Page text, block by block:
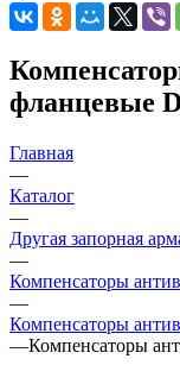
фланцевые
Главная
—
Каталог
—
Другая запорная
—
Компенсаторы
—
Компенсаторы
—Компенсаторы